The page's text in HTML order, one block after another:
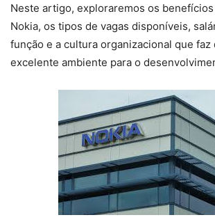
Neste artigo, exploraremos os
Nokia, os tipos de vagas disponíveis,
função e a cultura organizacional que faz
excelente ambiente para o